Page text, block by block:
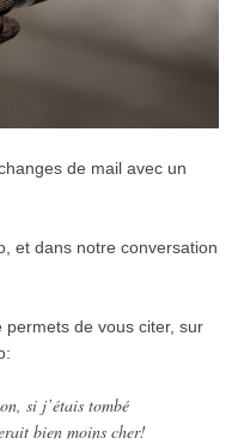
de mail avec un
et dans notre conversation
permets de vous citer, sur
si j’étais tombé
bien moins cher!